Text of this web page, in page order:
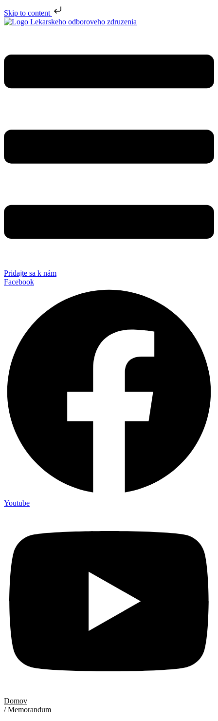
Skip to content
Pridajte sa k nám
Facebook
Youtube
Domov
/ Memorandum